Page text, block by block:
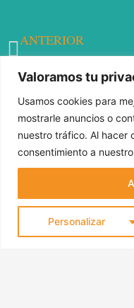
Valoramos tu
Usamos cookies para
mostrarle anuncios o
nuestro tráfico. Al hacer
consentimiento a
Personalizar
Ant
ANTERIOR